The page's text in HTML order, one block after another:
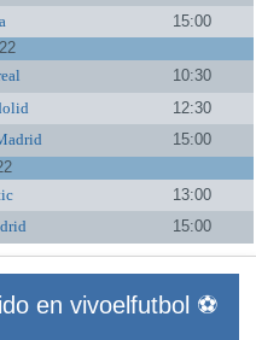
15:00
10:30
12:30
15:00
13:00
15:00
en vivoelfutbol ⚽